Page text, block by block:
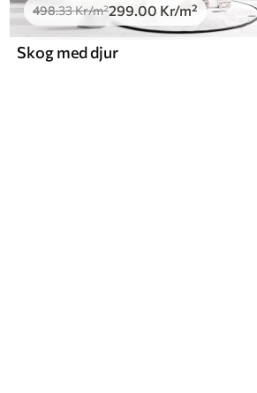
498.33Kr/m²299 .00 Kr/m²
Skog med djur